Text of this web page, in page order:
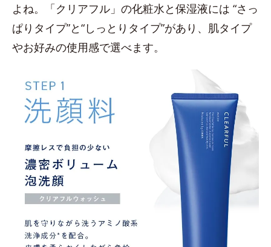
よね。「クリアフル」の化粧水と保湿液には “さっ
ぱりタイプ”と“しっとりタイプ”があり、肌タイプ
やお好みの使用感で選べます。